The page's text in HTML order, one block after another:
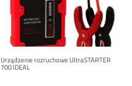
Urządzenie rozruchowe UltraSTARTER
700 IDEAL